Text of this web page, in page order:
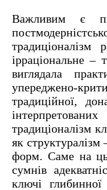
Важливим є
традиціоналізм
ірраціональне –
виглядала
упереджено-
традиційної,
традиціоналізм
як
форм. Саме на
сумнів
ключі